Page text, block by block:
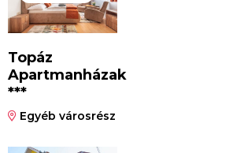
Topáz
Apartmanházak
***
Egyéb városrész